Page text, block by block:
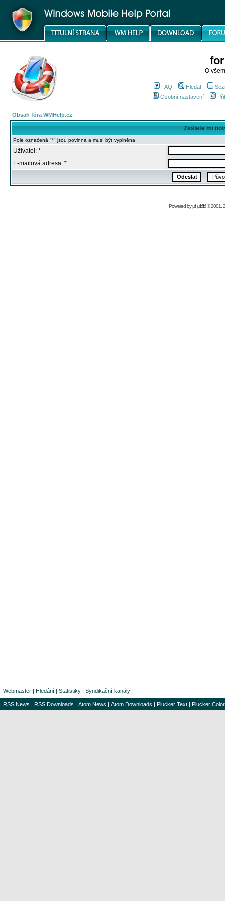
O
FAQ Hledat
Osobní nastavení
Obsah fóra WMHelp.cz
Zašlete mi
Pole označená "*" jsou povinná a musí být vyplněna
Uživatel: *
E-mailová adresa: *
Powered byphpBB© 2001,
Webmaster | Hledání | Statistiky | Syndikační kanály
RSS News | RSS Downloads | Atom News | Atom Downloads | Plucker Text | Plucker Color